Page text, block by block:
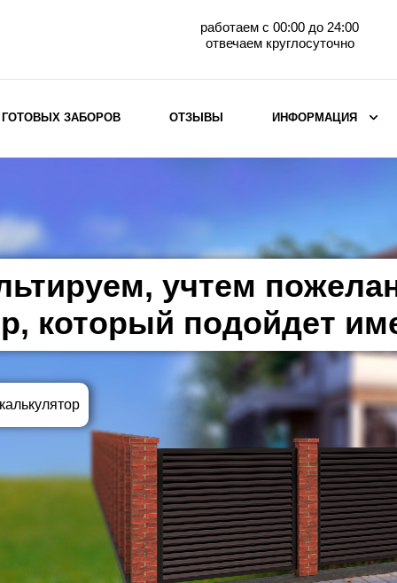
работаем с 00:00 до 24:00
отвечаем круглосуточно
горизонтального
Металлические заборы для дачи
Забор жалюзи с кирпичными столбами
Металлические заборы
Металлические ограждения
ВЫБОР ПО ХАРАКТЕРИСТИКАМ
Горизонтальные заборы
Высокие заборы
Красивые, дизайнерские заборы
ВЫБОР ПО СПОСОБУ МОНТАЖА
Заборы под ключ
ГОТОВЫХ ЗАБОРОВ ОТЗЫВЫ ИНФОРМАЦИЯ
учтем
который подойдет